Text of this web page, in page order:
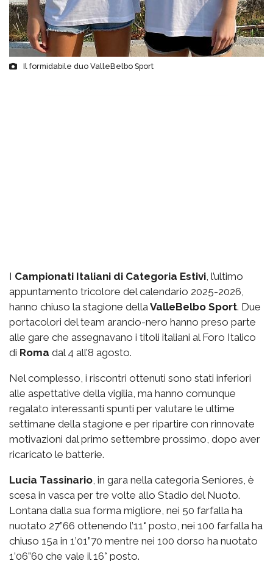
Il formidabile duo ValleBelbo Sport
I Campionati Italiani di Categoria Estivi, l’ultimo
appuntamento tricolore del calendario 2025-2026,
hanno chiuso la stagione dellaValleBelbo Sport. Due
portacolori del team arancio-nero hanno preso parte
alle gare che assegnavano i titoli italiani al Foro Italico
di Roma dal 4 all’8 agosto.
Nel complesso, i riscontri ottenuti sono stati inferiori
alle aspettative della vigilia, ma hanno comunque
regalato interessanti spunti per valutare le ultime
settimane della stagione e per ripartire con rinnovate
motivazioni dal primo settembre prossimo, dopo aver
ricaricato le batterie.
Lucia Tassinario, in gara nella categoria Seniores, è
scesa in vasca per tre volte allo Stadio del Nuoto.
Lontana dalla sua forma migliore, nei 50 farfalla ha
nuotato 27”66 ottenendo l’11° posto, nei 100 farfalla ha
chiuso 15a in 1’01”70 mentre nei 100 dorso ha nuotato
1’06”60 che vale il 16° posto.